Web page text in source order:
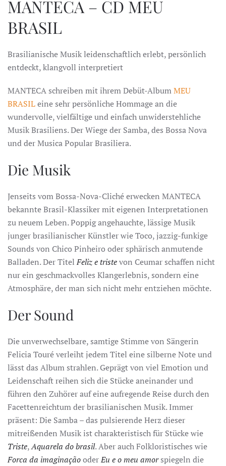
MANTECA – CD MEU
BRASIL
Brasilianische Musik leidenschaftlich erlebt, persönlich
entdeckt, klangvoll interpretiert
MANTECA schreiben mit ihrem Debüt-AlbumMEU
BRASILeine sehr persönliche Hommage an die
wundervolle, vielfältige und einfach unwiderstehliche
Musik Brasiliens. Der Wiege der Samba, des Bossa Nova
und der Musica Popular Brasiliera.
Die Musik
Jenseits vom Bossa-Nova-Cliché erwecken MANTECA
bekannte Brasil-Klassiker mit eigenen Interpretationen
zu neuem Leben. Poppig angehauchte, lässige Musik
junger brasilianischer Künstler wie Toco, jazzig-funkige
Sounds von Chico Pinheiro oder sphärisch anmutende
Balladen. Der TitelFeliz e tristevon Ceumar schaffen nicht
nur ein geschmackvolles Klangerlebnis, sondern eine
Atmosphäre, der man sich nicht mehr entziehen möchte.
Der Sound
Die unverwechselbare, samtige Stimme von Sängerin
Felicia Touré verleiht jedem Titel eine silberne Note und
lässt das Album strahlen. Geprägt von viel Emotion und
Leidenschaft reihen sich die Stücke aneinander und
führen den Zuhörer auf eine aufregende Reise durch den
Facettenreichtum der brasilianischen Musik. Immer
präsent: Die Samba – das pulsierende Herz dieser
mitreißenden Musik ist charakteristisch für Stücke wie
Triste,Aquarela do brasil. Aber auch Folkloristisches wie
Forca da imaginaçãooderEu e o meu amorspiegeln die